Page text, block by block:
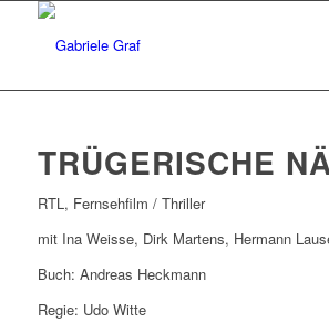
TRÜGERISCHE
RTL, Fernsehfilm / Thriller
mit Ina Weisse, Dirk Martens, Hermann
Buch: Andreas Heckmann
Regie: Udo Witte